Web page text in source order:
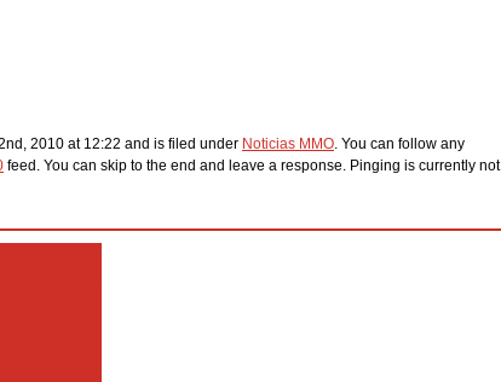
2010 at 12:22 and is filed under Noticias MMO . You can follow any
feed. You can skip to the end and leave a response. Pinging is currently not